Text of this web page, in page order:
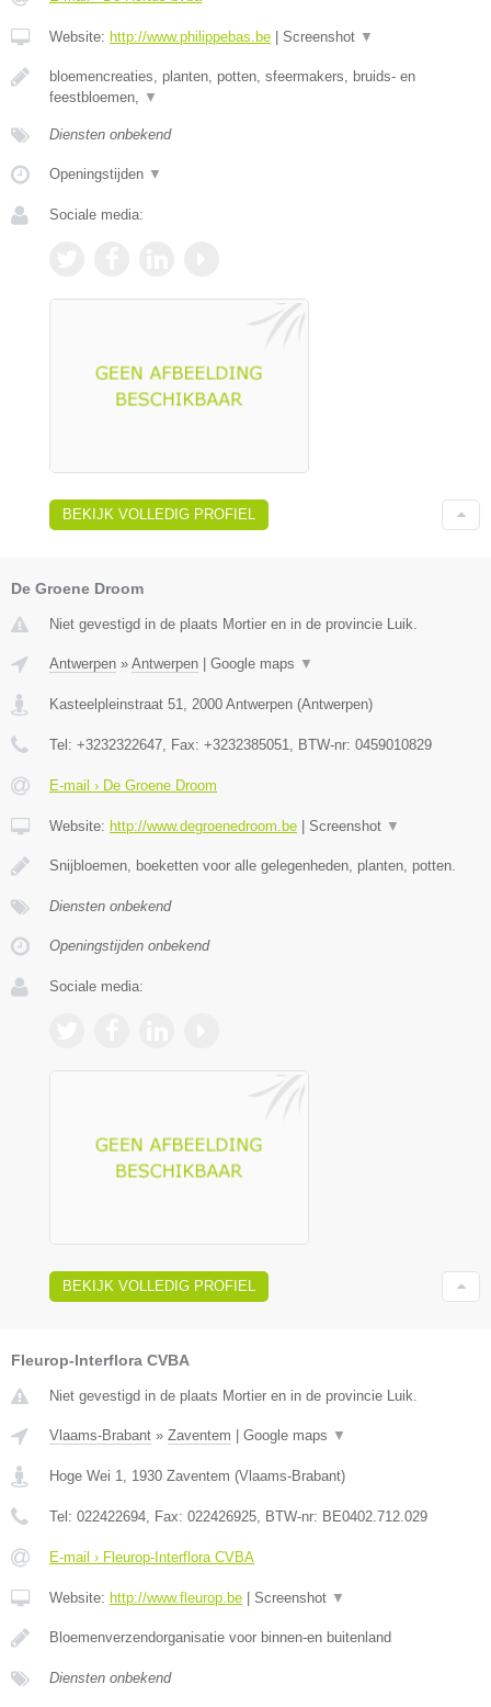
Website: http://www.philippebas.be Screenshot ▼
bloemencreaties, planten, potten, sfeermakers, bruids- en
feestbloemen, ▼
Diensten onbekend
Openingstijden ▼
Sociale media:
BEKIJK VOLLEDIG PROFIEL
De Groene Droom
Niet gevestigd in de plaats Mortier en in de provincie Luik.
Antwerpen » Antwerpen Google maps ▼
Kasteelpleinstraat 51, 2000 Antwerpen (Antwerpen)
Tel: +3232322647, Fax: +3232385051, BTW-nr: 0459010829
E-mail › De Groene Droom
Website: http://www.degroenedroom.be Screenshot ▼
Snijbloemen, boeketten voor alle gelegenheden, planten, potten.
Diensten onbekend
Openingstijden onbekend
Sociale media:
BEKIJK VOLLEDIG PROFIEL
Fleurop-Interflora CVBA
Niet gevestigd in de plaats Mortier en in de provincie Luik.
Vlaams-Brabant » Zaventem | Google maps ▼
Hoge Wei 1 1930 Zaventem (Vlaams-Brabant)
Tel: 022422694 , Fax: 022426925 , BTW-nr: BE0402.712.029
E-mail › Fleurop-Interflora CVBA
Website: http://www.fleurop.be | Screenshot ▼
Bloemenverzendorganisatie voor binnen-en buitenland
Diensten onbekend